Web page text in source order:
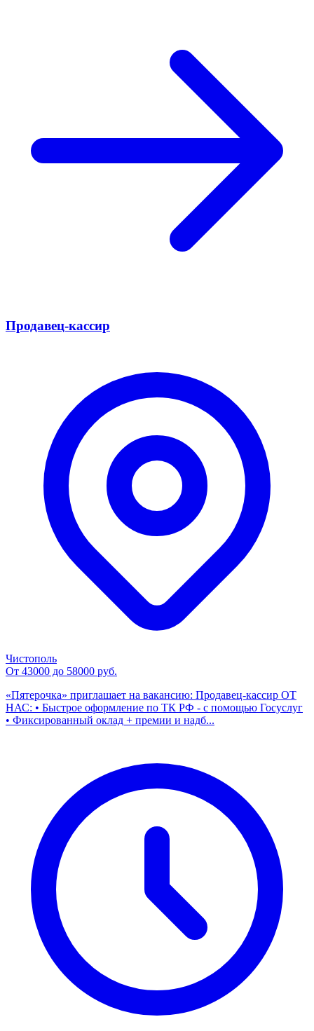
Продавец-кассир
Чистополь
От 43000 до 58000 руб.
«Пятерочка» приглашает на вакансию: Продавец-кассир ОТ
НАС: • Быстрое оформление по ТК РФ - с помощью Госуслуг
• Фиксированный оклад + премии и надб...